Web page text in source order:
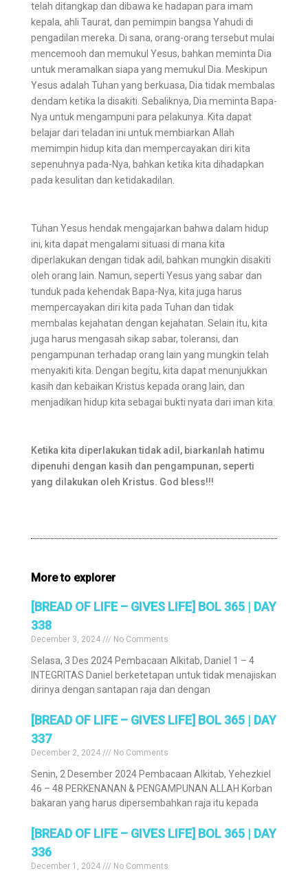
telah ditangkap dan dibawa ke hadapan para imam
kepala, ahli Taurat, dan pemimpin bangsa Yahudi di
pengadilan mereka. Di sana, orang-orang tersebut mulai
mencemooh dan memukul Yesus, bahkan meminta Dia
untuk meramalkan siapa yang memukul Dia. Meskipun
Yesus adalah Tuhan yang berkuasa, Dia tidak membalas
dendam ketika Ia disakiti. Sebaliknya, Dia meminta Bapa-
Nya untuk mengampuni para pelakunya. Kita dapat
belajar dari teladan ini untuk membiarkan Allah
memimpin hidup kita dan mempercayakan diri kita
sepenuhnya pada-Nya, bahkan ketika kita dihadapkan
pada kesulitan dan ketidakadilan.
Tuhan Yesus hendak mengajarkan bahwa dalam hidup
ini, kita dapat mengalami situasi di mana kita
diperlakukan dengan tidak adil, bahkan mungkin disakiti
oleh orang lain. Namun, seperti Yesus yang sabar dan
tunduk pada kehendak Bapa-Nya, kita juga harus
mempercayakan diri kita pada Tuhan dan tidak
membalas kejahatan dengan kejahatan. Selain itu, kita
juga harus mengasah sikap sabar, toleransi, dan
pengampunan terhadap orang lain yang mungkin telah
menyakiti kita. Dengan begitu, kita dapat menunjukkan
kasih dan kebaikan Kristus kepada orang lain, dan
menjadikan hidup kita sebagai bukti nyata dari iman kita.
Ketika kita diperlakukan tidak adil, biarkanlah hatimu
dipenuhi dengan kasih dan pengampunan, seperti
yang dilakukan oleh Kristus. God bless!!!
More to explorer
[BREAD OF LIFE – GIVES LIFE] BOL 365 | DAY
338
December 3, 2024 No Comments
Selasa, 3 Des 2024 Pembacaan Alkitab, Daniel 1 – 4
INTEGRITAS Daniel berketetapan untuk tidak menajiskan
dirinya dengan santapan raja dan dengan
[BREAD OF LIFE – GIVES LIFE] BOL 365 | DAY
337
December 2, 2024 No Comments
Senin, 2 Desember 2024 Pembacaan Alkitab, Yehezkiel
46 – 48 PERKENANAN & PENGAMPUNAN ALLAH Korban
bakaran yang harus dipersembahkan raja itu kepada
[BREAD OF LIFE – GIVES LIFE] BOL 365 | DAY
336
December 1, 2024 No Comments